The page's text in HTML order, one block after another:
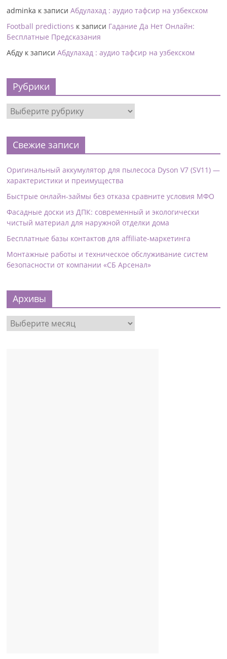
adminka к записиАбдулахад : аудио тафсир на узбекском
Football predictions к записи Гадание Да Нет Онлайн:
Бесплатные Предсказания
Абду к записиАбдулахад : аудио тафсир на узбекском
Рубрики
Свежие записи
Оригинальный аккумулятор для пылесоса Dyson V7 (SV11) —
характеристики и преимущества
Быстрые онлайн-займы без отказа сравните условия МФО
Фасадные доски из ДПК: современный и экологически
чистый материал для наружной отделки дома
Бесплатные базы контактов для affiliate-маркетинга
Монтажные работы и техническое обслуживание систем
безопасности от компании «СБ Арсенал»
Архивы